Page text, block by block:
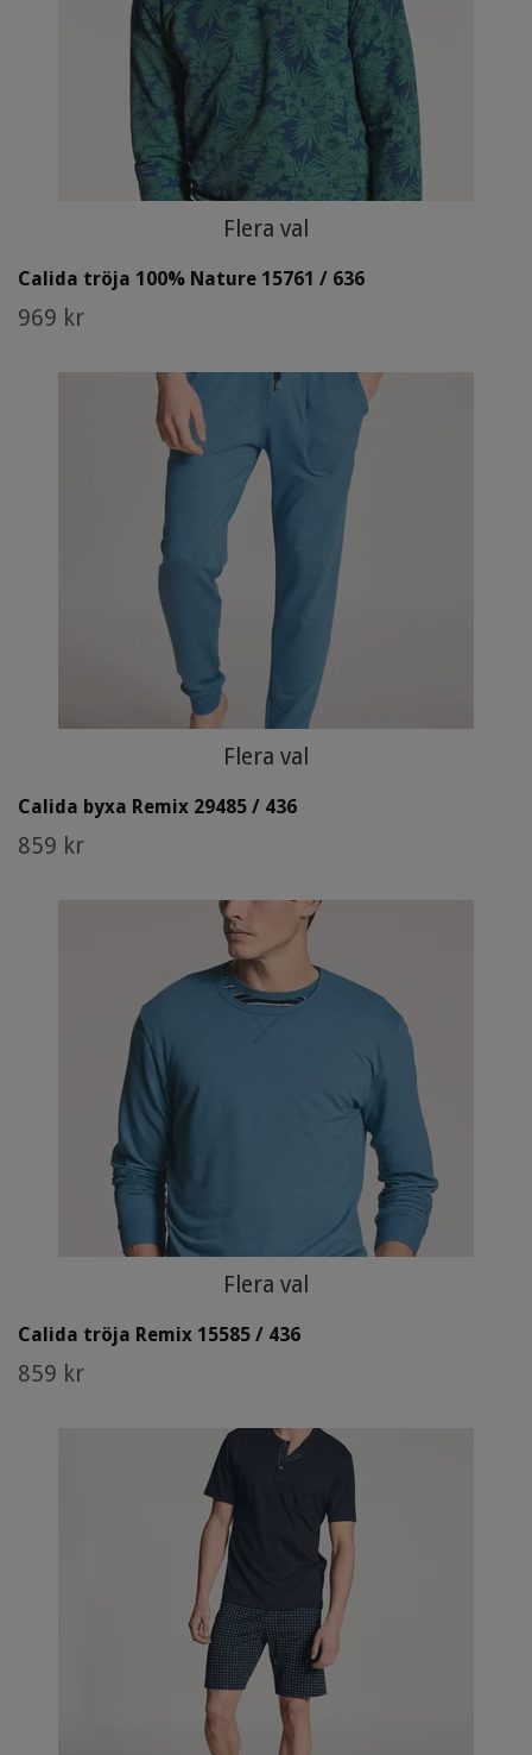
Flera val
Calida tröja 100% Nature 15761 / 636
969 kr
Flera val
Calida byxa Remix 29485 / 436
859 kr
Flera val
Calida tröja Remix 15585 / 436
859 kr